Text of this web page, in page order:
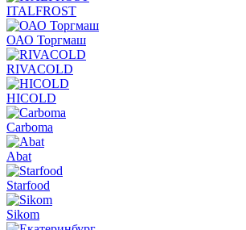
ITALFROST
ОАО Торгмаш
RIVACOLD
HICOLD
Carboma
Abat
Starfood
Sikom